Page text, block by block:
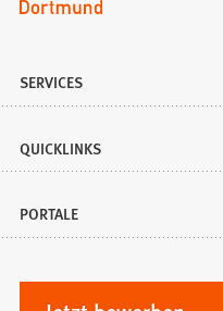
SERVICES
QUICKLINKS
PORTALE